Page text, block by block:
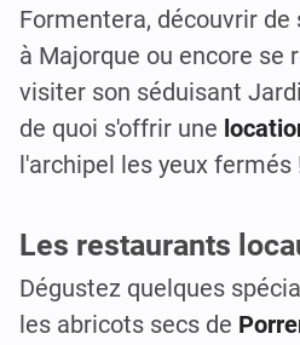
Formentera, découvrir
à Majorque ou encore se
visiter son séduisant
de quoi s'offrir une
l'archipel les yeux fermés
Les restaurants
Dégustez quelques
les abricots secs de